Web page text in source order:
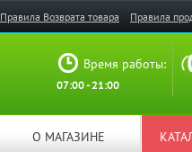
Правила Возврата товара Правила
Время работы:
07:00 - 21:00
О МАГАЗИНЕ